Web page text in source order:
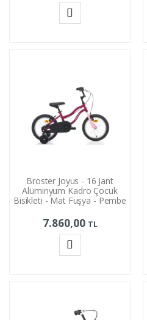
Broster Joyus - 16 Jant
Alüminyum Kadro Çocuk
Bisikleti - Mat Fuşya - Pembe
7.860,00 TL